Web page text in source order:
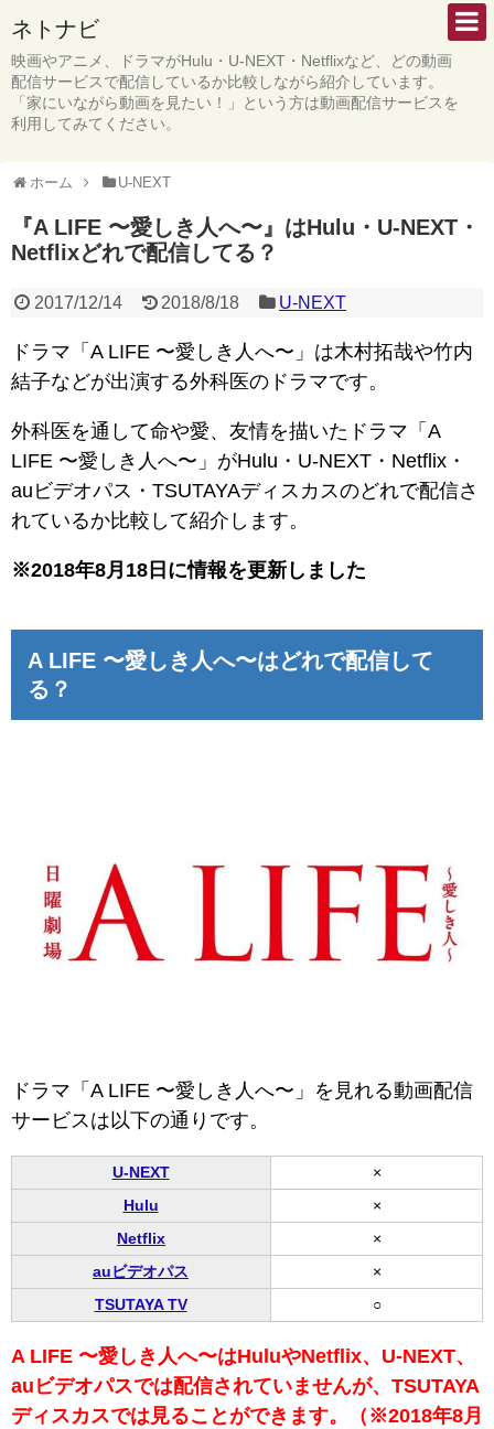
ネトナビ
映画やアニメ、ドラマがHulu・U-NEXT・Netflixなど、どの動画
配信サービスで配信しているか比較しながら紹介しています。
「家にいながら動画を見たい！」という方は動画配信サービスを
利用してみてください。
ホーム U-NEXT
『A LIFE 〜愛しき人へ〜』はHulu・U-NEXT・
Netflixどれで配信してる？
2017/12/14 2018/8/18 U-NEXT
ドラマ「A LIFE 〜愛しき人へ〜」は木村拓哉や竹内
結子などが出演する外科医のドラマです。
外科医を通して命や愛、友情を描いたドラマ「A
LIFE 〜愛しき人へ〜」がHulu・U-NEXT・Netflix・
auビデオパス・TSUTAYAディスカスのどれで配信さ
れているか比較して紹介します。
※2018年8月18日に情報を更新しました
A LIFE 〜愛しき人へ〜はどれで配信して
る？
ドラマ「A LIFE 〜愛しき人へ〜」を見れる動画配信
サービスは以下の通りです。
U-NEXT
×
Hulu
×
Netflix
×
auビデオパス
×
TSUTAYA TV
○
A LIFE 〜愛しき人へ〜はHuluやNetflix、U-NEXT、
auビデオパスでは配信されていませんが、TSUTAYA
ディスカスでは見ることができます。（※2018年8月